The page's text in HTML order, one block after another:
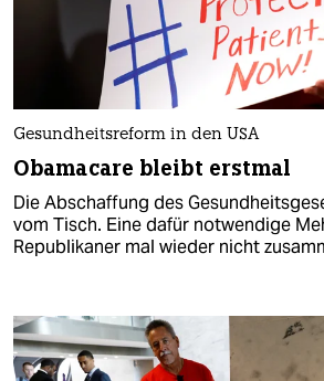
Gesundheitsreform in den USA
Obamacare bleibt erstmal
Die Abschaffung des
vom Tisch. Eine dafür notwendige
Republikaner mal wieder nicht